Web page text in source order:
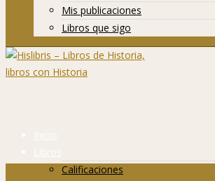
Mis publicaciones
Libros que sigo
Inicio
Libros
Calificaciones